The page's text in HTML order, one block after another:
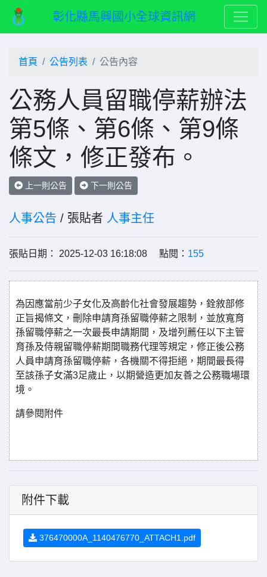
彰化縣馬興國小全球資訊網
首頁 公告列表 公告內容
公務人員留職停薪辦法
第5條、第6條、第9條
條文，修正發布。
上一則公告 下一則公告
人事公告 / 張貼者 人事主任
張貼日期： 2025-12-03 16:18:08 點閱： 155
為因應當前少子女化及高齡化社會發展趨勢，銓敘部修
正旨揭條文，刪除申請育孫留職停薪之限制，並放寬育
孫留職停薪之一次最長申請期間，及增列薦任以下主管
育孫及侍親留職停薪期間職務代理等規定，修正後公務
人員申請育孫留職停薪，各機關不得拒絕，期間最長得
至該孫子女滿3足歲止，以期營造更加友善之公務職場環
境。
請參閱附件
附件下載
376470000A_1140476770_ATTACH1.pdf